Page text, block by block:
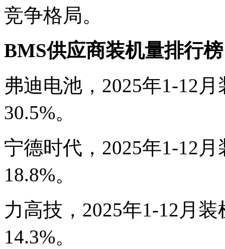
竞争格局。
BMS供应商装机量排行榜
弗迪电池，2025年1-12
30.5%。
宁德时代，2025年1-12
18.8%。
力高技，2025年1-12月
14.3%。